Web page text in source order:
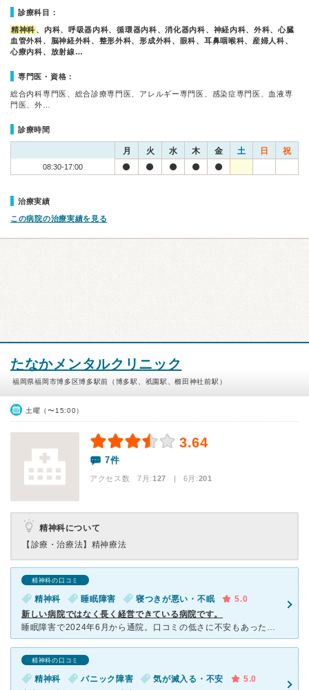
診療科目：
精神科 、内科、呼吸器内科、循環器内科、消化器内科、神経内科、外科、心臓
血管外科、脳神経外科、整形外科、形成外科、眼科、耳鼻咽喉科、産婦人科、
心療内科、放射線…
専門医・資格：
総合内科専門医、総合診療専門医、アレルギー専門医、感染症専門医、血液専
門医、外…
診療時間
月 火 水 木 金 土 日 祝
08:30-17:00
治療実績
この病院の治療実績を見る
たなかメンタルクリニック
福岡県福岡市博多区博多駅前（博多駅、祇園駅、櫛田神社前駅）
土曜（〜15:00）
3.64
7件
アクセス数 7月:127 | 6月:201
精神科について
【診療・治療法】 精神療法
精神科の口コミ
精神科 睡眠障害 寝つきが悪い・不眠
5.0
新しい病院ではなく長く経営できている病院です。
睡眠障害で2024年6月から通院。口コミの低さに不安もあったが、博多駅近くで長年経営されている実績を信じ、受診。 初診は予約、2回目以降は予約不要。問診票は詳細だが、多角的な分析のためと感じた。田中
精神科の口コミ
精神科 パニック障害 気が滅入る・不安
5.0